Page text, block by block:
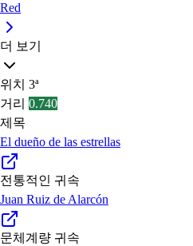
Red
더 보기
위치 3ª
거리 0.740
제목
El dueño de las estrellas
전통적인 귀속
Juan Ruiz de Alarcón
문체계량 귀속